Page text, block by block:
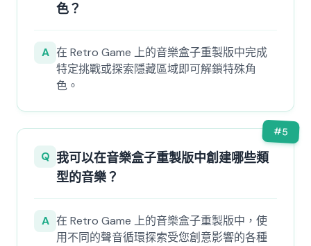
色？
A 在 Retro Game 上的音樂盒子重製版中完成
特定挑戰或探索隱藏區域即可解鎖特殊角
色。
#5
Q 我可以在音樂盒子重製版中創建哪些類
型的音樂？
A 在 Retro Game 上的音樂盒子重製版中，使
用不同的聲音循環探索受您創意影響的各種